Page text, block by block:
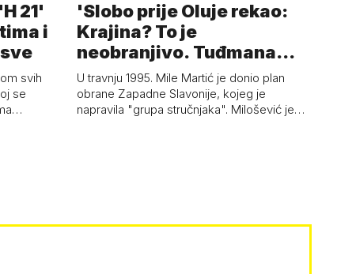
21'
i
svih
se
'Slobo prije Oluje rekao:
Krajina? To je
neobranjivo. Tuđmana
zvao Krivousti'
U travnju 1995. Mile Martić je donio plan
obrane Zapadne Slavonije, kojeg je
napravila "grupa stručnjaka". Milošević je…